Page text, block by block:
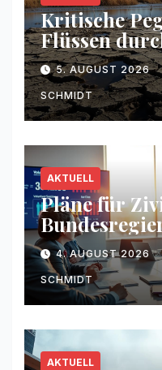
Kritische
Flüssen
5. AUGUST 2026
SCHMIDT
AKTUELL
Pläne für
4. AUGUST 2026
SCHMIDT
AKTUELL